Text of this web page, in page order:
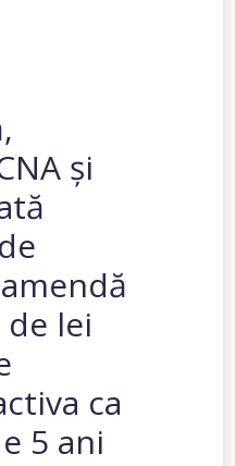
și
lei
ca
5 ani